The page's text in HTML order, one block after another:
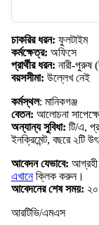
চাকরির ধরন: ফুলটাইম
কর্মক্ষেত্র: অফিসে
প্রার্থীর ধরন: নারী-পুরুষ
বয়সসীমা: উল্লেখ নেই
কর্মস্থল: মানিকগঞ্জ
বেতন: আলোচনা
অন্যান্য সুবিধা: টি/এ,
ইনক্রিমেন্ট, বছরে ২টি
আবেদন যেভাবে: আগ্রহী
এখানেক্লিক করুন।
আবেদনের শেষ সময়:
আরটিভি/এমএস